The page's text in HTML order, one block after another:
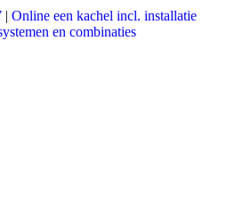
| Online een kachel incl. installatie
en combinaties